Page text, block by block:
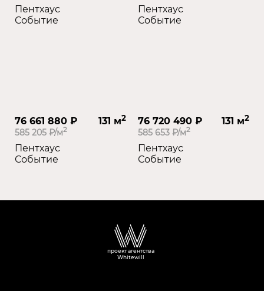
Пентхаус
Событие
Пентхаус
Событие
76 661 880 ₽ 131 м2
585 205 ₽/м2
Пентхаус
Событие
76 720 490 ₽ 131 м2
585 653 ₽/м2
Пентхаус
Событие
проект агентства
Whitewill